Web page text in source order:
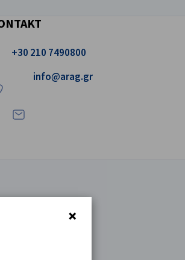
Sie uns an!
+30 210 7490800
Schreiben Sie uns eine E-Mail!
info@arag.gr